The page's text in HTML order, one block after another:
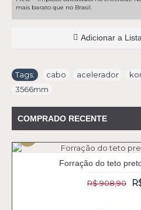
mais barato que no Brasil.
Adicionar a
Tags: cabo acelerador
3566mm
COMPRADO RECENTE
Forração do teto
R$ 908,90